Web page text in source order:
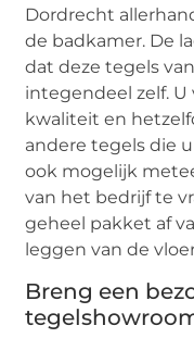
Dordrecht
de badkamer. De
dat deze tegels
integendeel zelf.
kwaliteit en
andere tegels die
ook mogelijk
van het bedrijf te
geheel pakket af
leggen van de
Breng een